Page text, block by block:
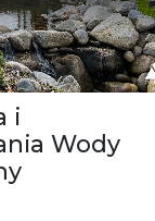
i
Wody